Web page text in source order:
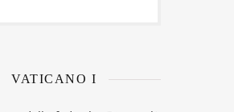
VATICANO I